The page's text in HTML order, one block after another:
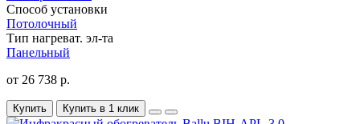
Способ установки
Потолочный
Тип нагреват. эл-та
Панельный
от 26 738 р.
Купить Купить в 1 клик